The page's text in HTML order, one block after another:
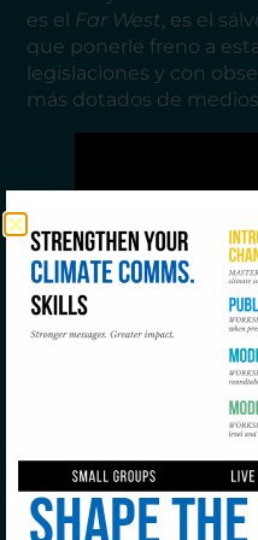
es el Far West, es el
que ponerle freno a
legislaciones y con
más dotados de
Más allá de la
y, a través de 10 Billion
transformar las
motores de cambio.
importancia de una
mismo que